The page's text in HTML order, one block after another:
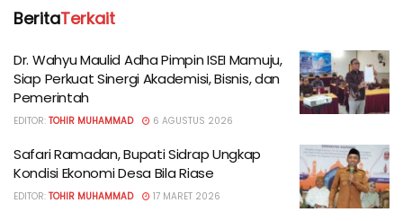
BeritaTerkait
Dr. Wahyu Maulid Adha Pimpin ISEI Mamuju,
Siap Perkuat Sinergi Akademisi, Bisnis, dan
Pemerintah
EDITOR: TOHIR MUHAMMAD 6 AGUSTUS 2026
Safari Ramadan, Bupati Sidrap Ungkap
Kondisi Ekonomi Desa Bila Riase
EDITOR: TOHIR MUHAMMAD 17 MARET 2026